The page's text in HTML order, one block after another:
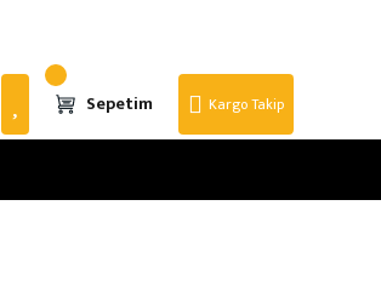
Sepetim Kargo Takip